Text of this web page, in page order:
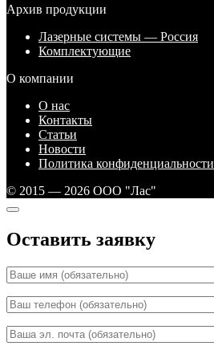
Архив продукции
Лазерные системы — Россия
Комплектующие
О компании
О нас
Контакты
Статьи
Новости
Политика конфиденциальности
© 2015 — 2026 ООО "Лас"
Оставить заявку